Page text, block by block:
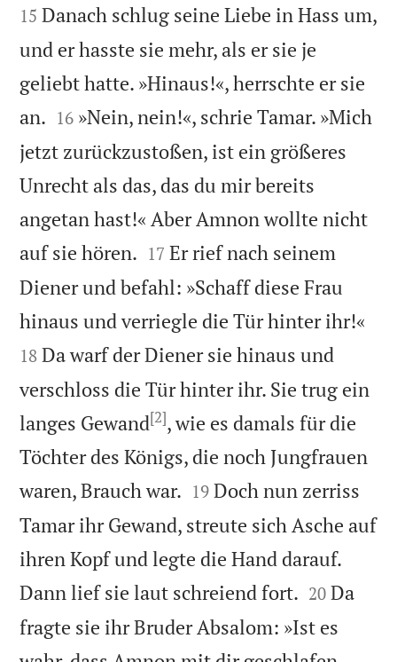
15 Danach schlug seine Liebe in Hass um,
und er hasste sie mehr, als er sie je
geliebt hatte. »Hinaus!«, herrschte er sie
an. 

16 »Nein, nein!«, schrie Tamar. »Mich
jetzt zurückzustoßen, ist ein größeres
Unrecht als das, das du mir bereits
angetan hast!« Aber Amnon wollte nicht
auf sie hören. 

17 Er rief nach seinem
Diener und befahl: »Schaff diese Frau
hinaus und verriegle die Tür hinter ihr!«
18 Da warf der Diener sie hinaus und
verschloss die Tür hinter ihr. Sie trug ein
langes Gewand[2], wie es damals für die
Töchter des Königs, die noch Jungfrauen
waren, Brauch war. 

19 Doch nun zerriss
Tamar ihr Gewand, streute sich Asche auf
ihren Kopf und legte die Hand darauf.
Dann lief sie laut schreiend fort. 

20 Da
fragte sie ihr Bruder Absalom: »Ist es